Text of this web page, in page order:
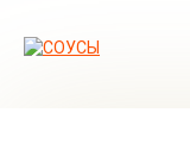
контенту